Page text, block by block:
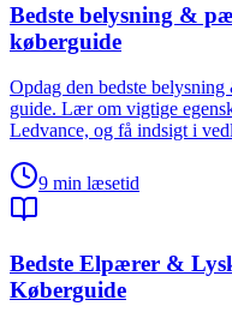
Bedste belysning &
køberguide
Opdag den bedste
guide. Lær om vigtige
Ledvance, og få indsigt i
9 min læsetid
Bedste Elpærer &
Køberguide